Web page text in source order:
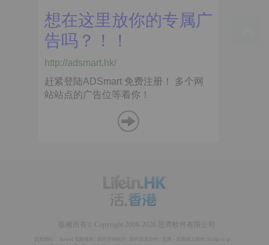
版權所有© Copyright 2006-2026 思齊軟件有限公司
Spread 電郵推廣